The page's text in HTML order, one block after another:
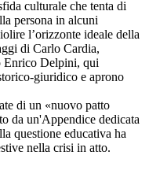
culturale che tenta di
persona in alcuni
l’orizzonte ideale della
di Carlo Cardia,
Delpini, qui
giuridico e aprono
di un «nuovo patto
da un'Appendice dedicata
questione educativa ha
nella crisi in atto.